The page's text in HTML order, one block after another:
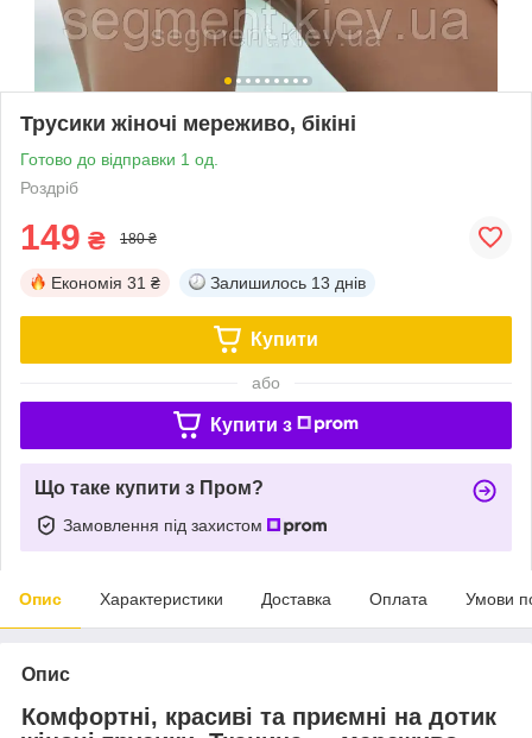
Трусики жіночі мереживо, бікіні
Готово до відправки 1 од.
Роздріб
149 ₴ 180 ₴
Економія 31 ₴ Залишилось 13 днів
Купити
або
Купити з
Що таке купити з Пром?
Замовлення під захистом
Опис Характеристики Доставка Оплата Умови
Опис
Комфортні, красиві та приємні на дотик